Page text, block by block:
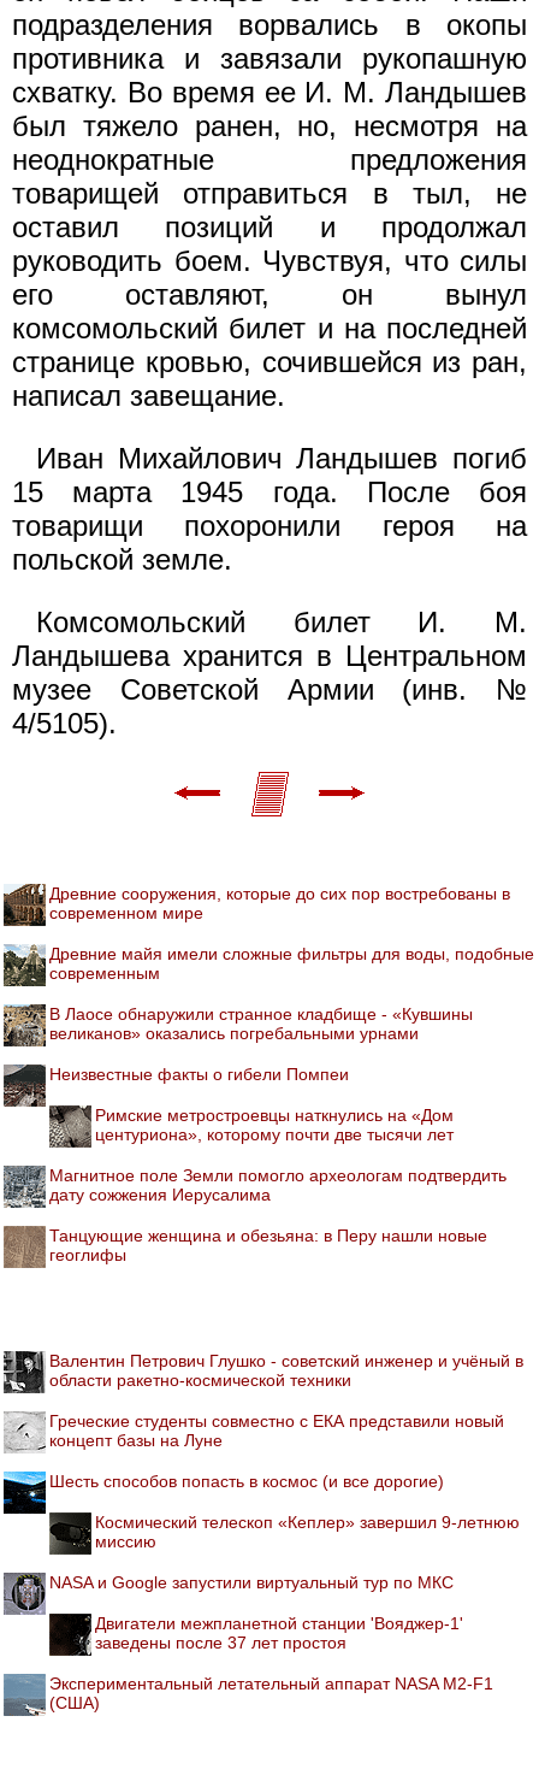
подразделения ворвались в окопы
противника и завязали рукопашную
схватку. Во время ее И. М. Ландышев
был тяжело ранен, но, несмотря на
неоднократные предложения
товарищей отправиться в тыл, не
оставил позиций и продолжал
руководить боем. Чувствуя, что силы
его оставляют, он вынул
комсомольский билет и на последней
странице кровью, сочившейся из ран,
написал завещание.
Иван Михайлович Ландышев погиб
15 марта 1945 года. После боя
товарищи похоронили героя на
польской земле.
Комсомольский билет И. М.
Ландышева хранится в Центральном
музее Советской Армии (инв. №
4/5105).
Древние сооружения, которые до сих пор востребованы в
современном мире
Древние майя имели сложные фильтры для воды, подобные
современным
В Лаосе обнаружили странное кладбище - «Кувшины
великанов» оказались погребальными урнами
Неизвестные факты о гибели Помпеи
Римские метростроевцы наткнулись на «Дом
центуриона», которому почти две тысячи лет
Магнитное поле Земли помогло археологам подтвердить
дату сожжения Иерусалима
Танцующие женщина и обезьяна: в Перу нашли новые
геоглифы
Валентин Петрович Глушко - советский инженер и учёный в
области ракетно-космической техники
Греческие студенты совместно с ЕКА представили новый
концепт базы на Луне
Шесть способов попасть в космос (и все дорогие)
Космический телескоп «Кеплер» завершил 9-летнюю
миссию
NASA и Google запустили виртуальный тур по МКС
Двигатели межпланетной станции 'Вояджер-1'
заведены после 37 лет простоя
Экспериментальный летательный аппарат NASA M2-F1
(США)